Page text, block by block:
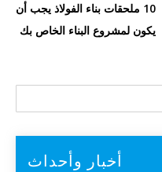
10 ملحقات بناء الفولاذ يجب أن
يكون لمشروع البناء الخاص بك
أخبار وأحداث